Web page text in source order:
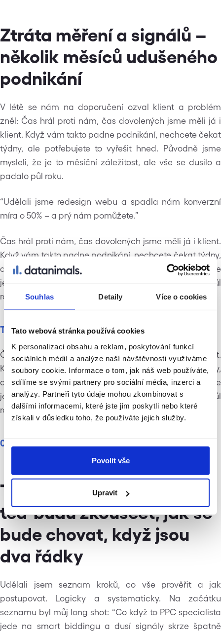
Souhlas Detaily Více o cookies
Tato webová stránka používá cookies
K personalizaci obsahu a reklam, poskytování funkcí
sociálních médií a analýze naší návštěvnosti využíváme
soubory cookie. Informace o tom, jak náš web používáte,
sdílíme se svými partnery pro sociální média, inzerci a
analýzy. Partneři tyto údaje mohou zkombinovat s
dalšími informacemi, které jste jim poskytli nebo které
získali v důsledku toho, že používáte jejich služby.
Povolit vše
Upravit
Ztráta měření a signálů –
několik měsíců udušeného
podnikání
V létě se nám na doporučení ozval klient a problém
zněl: Čas hrál proti nám, čas dovolených jsme měli já i
klient. Když vám takto padne podnikání, nechcete čekat
týdny, ale potřebujete to vyřešit hned. Původně jsme
mysleli, že je to měsíční záležitost, ale vše se dusilo a
padalo půl roku.
“Udělali jsme redesign webu a spadla nám konverzní
míra o 50% – a prý nám pomůžete.”
Čas hrál proti nám, čas dovolených jsme měli já i klient.
Když vám takto padne podnikání, nechcete čekat týdny,
ale potřebujete to vyřešit hned. Původně jsme mysleli, že
je to měsíční záležitost, ale vše se dusilo a padalo půl
roku.
Toto je H6 nadpis
Čas hrál proti nám, čas dovolených jsme měli já i klient.
Když vám takto padne podnikání, nechcete čekat týdny,
ale potřebujete to vyřešit hned. Původně jsme mysleli, že
je to měsíční záležitost, ale vše se dusilo a padalo půl
roku.
03
Toto je pěkný H2 nadpis
teď budu zkoušeet, jak se
bude chovat, když jsou
dva řádky
Udělali jsem seznam kroků, co vše prověřit a jak
postupovat. Logicky a systematicky. Na začátku
seznamu byl můj long shot: “Co když to PPC specialista
jede na smart biddingu a dusí signály skrze špatně